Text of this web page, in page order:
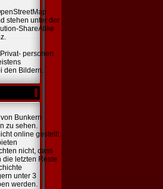
stehen unter der
ShareAlike
personen
den Bildern.
Bunkern
zu sehen.
online gestellt.
nicht, dass
letzten Reste
unter 3
werden.